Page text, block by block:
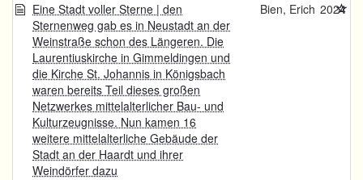
Eine Stadt voller Sterne | den
Sternenweg gab es in Neustadt an der
Weinstraße schon des Längeren. Die
Laurentiuskirche in Gimmeldingen und
die Kirche St. Johannis in Königsbach
waren bereits Teil dieses großen
Netzwerkes mittelalterlicher Bau- und
Kulturzeugnisse. Nun kamen 16
weitere mittelalterliche Gebäude der
Stadt an der Haardt und ihrer
Weindörfer dazu
Bien, Erich 2024